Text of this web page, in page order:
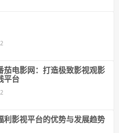
茄电影网：打造极致影视观影
平台
利影视平台的优势与发展趋势